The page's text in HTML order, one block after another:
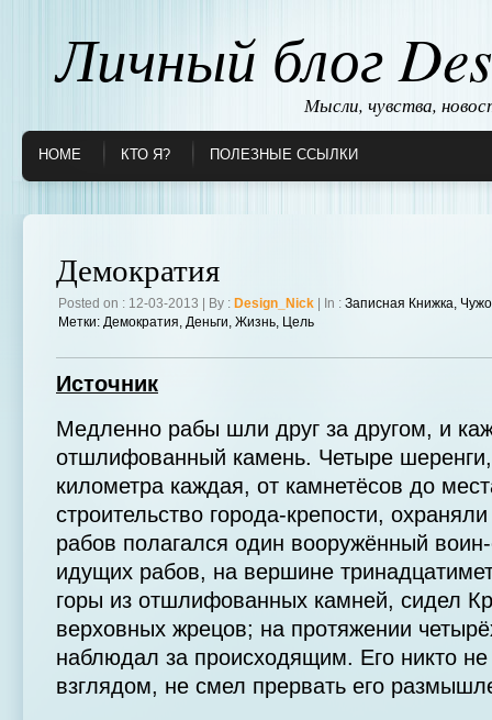
Личный блог
Мысли, чувства,
HOME КТО Я? ПОЛЕЗНЫЕ ССЫЛКИ
Демократия
Posted on : 12-03-2013 | By : Design_Nick | In : Записная Книжка,
Метки: Демократия, Деньги, Жизнь, Цель
Источник
Медленно рабы шли друг за другом, и
отшлифованный камень. Четыре
километра каждая, от камнетёсов до
строительство города-крепости,
рабов полагался один вооружённый
идущих рабов, на вершине
горы из отшлифованных камней, сидел
верховных жрецов; на протяжении
наблюдал за происходящим. Его никто
взглядом, не смел прервать его